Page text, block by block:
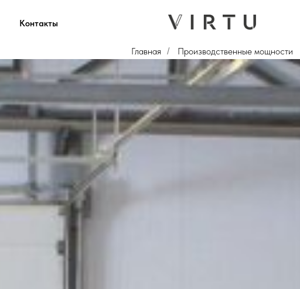
Контакты
Главная / Производственные мощности